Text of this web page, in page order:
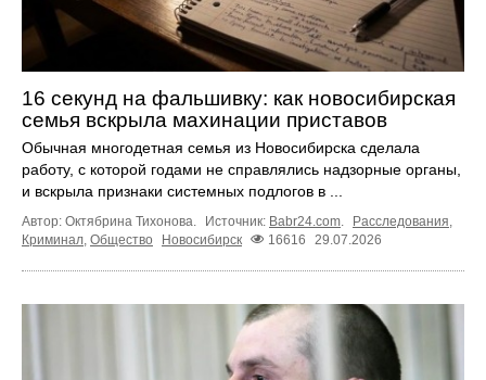
16 секунд на фальшивку: как новосибирская
семья вскрыла махинации приставов
Обычная многодетная семья из Новосибирска сделала
работу, с которой годами не справлялись надзорные органы,
и вскрыла признаки системных подлогов в ...
Автор: Октябрина Тихонова. Источник: Babr24.com Расследования
Криминал Общество Новосибирск 16616 29.07.2026